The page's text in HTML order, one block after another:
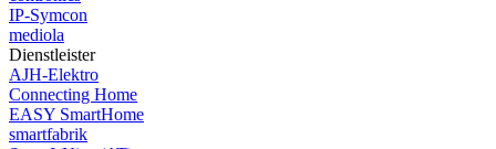
IP-Symcon
mediola
Dienstleister
AJH-Elektro
Connecting Home
EASY SmartHome
smartfabrik